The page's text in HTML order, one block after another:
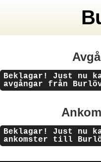
Beklagar! Just nu
avgångar från
Beklagar! Just nu
ankomster till